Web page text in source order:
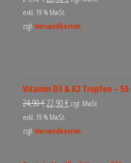
exkl. 19 % MwSt.
zzgl. Versandkosten
Vitamin D3 & K2 Tropfen –
24,90€22,90 € zzgl. MwSt.
exkl. 19 % MwSt.
zzgl. Versandkosten